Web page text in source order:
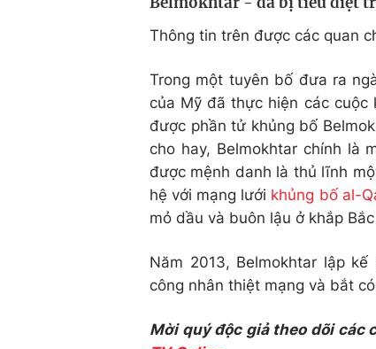
Thông tin trên được các quan
Trong một tuyên bố đưa ra
của Mỹ đã thực hiện các
được phần tử khủng bố
cho hay, Belmokhtar chính là
được mệnh danh là thủ lĩnh
hệ với mạng lưới khủng bố al-
mỏ dầu và buôn lậu ở khắp
Năm 2013, Belmokhtar lập
công nhân thiệt mạng và bắt
Mời quý độc giả theo dõi các